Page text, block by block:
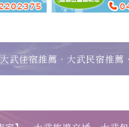
大武住宿推薦‧大武民宿推薦